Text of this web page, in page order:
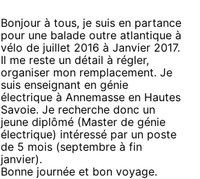
Bonjour à tous, je suis en partance
pour une balade outre atlantique à
vélo de juillet 2016 à Janvier 2017.
Il me reste un détail à régler,
organiser mon remplacement. Je
suis enseignant en génie
électrique à Annemasse en Hautes
Savoie. Je recherche donc un
jeune diplômé (Master de génie
électrique) intéressé par un poste
de 5 mois (septembre à fin
janvier).
Bonne journée et bon voyage.